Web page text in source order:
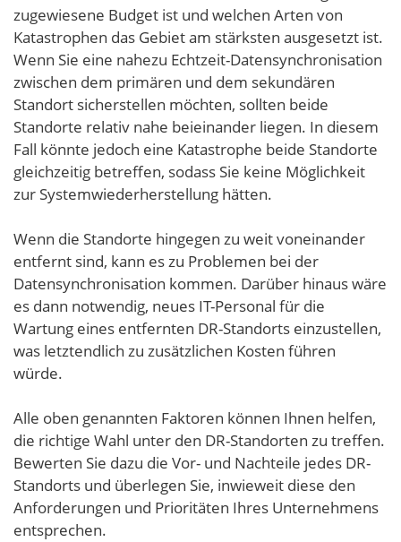
zugewiesene Budget ist und welchen Arten von
Katastrophen das Gebiet am stärksten ausgesetzt ist.
Wenn Sie eine nahezu Echtzeit-Datensynchronisation
zwischen dem primären und dem sekundären
Standort sicherstellen möchten, sollten beide
Standorte relativ nahe beieinander liegen. In diesem
Fall könnte jedoch eine Katastrophe beide Standorte
gleichzeitig betreffen, sodass Sie keine Möglichkeit
zur Systemwiederherstellung hätten.
Wenn die Standorte hingegen zu weit voneinander
entfernt sind, kann es zu Problemen bei der
Datensynchronisation kommen. Darüber hinaus wäre
es dann notwendig, neues IT-Personal für die
Wartung eines entfernten DR-Standorts einzustellen,
was letztendlich zu zusätzlichen Kosten führen
würde.
Alle oben genannten Faktoren können Ihnen helfen,
die richtige Wahl unter den DR-Standorten zu treffen.
Bewerten Sie dazu die Vor- und Nachteile jedes DR-
Standorts und überlegen Sie, inwieweit diese den
Anforderungen und Prioritäten Ihres Unternehmens
entsprechen.